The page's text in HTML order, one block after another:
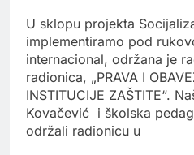
U sklopu projekta
implementiramo pod
internacional, održana je
radionica, „PRAVA I
INSTITUCIJE ZAŠTITE“.
Kovačević i školska
održali radionicu u